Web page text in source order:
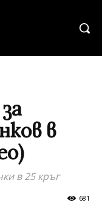
в
в 25 кръг
681